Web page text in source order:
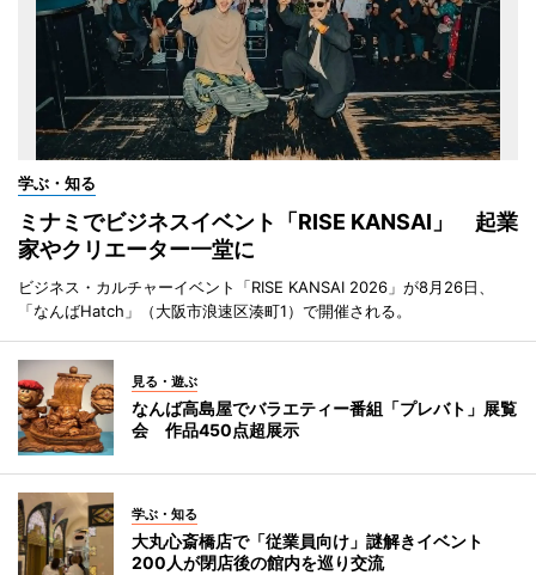
学ぶ・知る
ミナミでビジネスイベント「RISE KANSAI」 起業
家やクリエーター一堂に
ビジネス・カルチャーイベント「RISE KANSAI 2026」が8月26日、
「なんばHatch」（大阪市浪速区湊町1）で開催される。
見る・遊ぶ
なんば高島屋でバラエティー番組「プレバト」展覧
会 作品450点超展示
学ぶ・知る
大丸心斎橋店で「従業員向け」謎解きイベント
200人が閉店後の館内を巡り交流